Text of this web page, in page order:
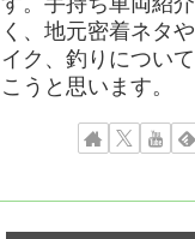
く、地元密着ネタ
イク、釣りについ
こうと思います。